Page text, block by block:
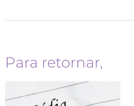
Para retornar,